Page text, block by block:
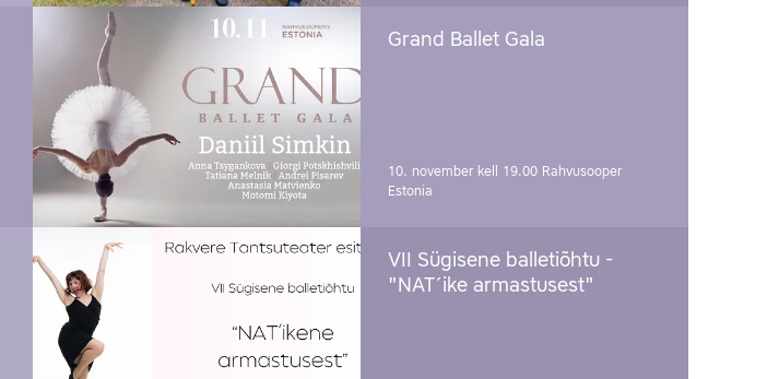
Grand Ballet Gala
10. november kell 19.00 Rahvusooper
Estonia
VII Sügisene balletiõhtu -
"NAT´ike armastusest"